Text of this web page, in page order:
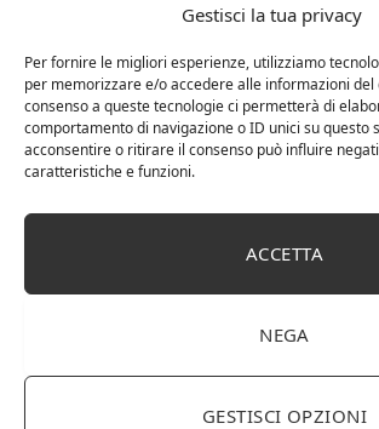
Gestisci la tua privacy
Per fornire le migliori esperienze, utilizziamo
per memorizzare e/o accedere alle informazioni del
consenso a queste tecnologie ci permetterà di
comportamento di navigazione o ID unici su questo
acconsentire o ritirare il consenso può influire
caratteristiche e funzioni.
ACCETTA
NEGA
GESTISCI OPZIONI
La Champagnerie: vini,
distillati e food online
1 APRILE 2024
Differenza tra brandy e
curiosità
irlandesi